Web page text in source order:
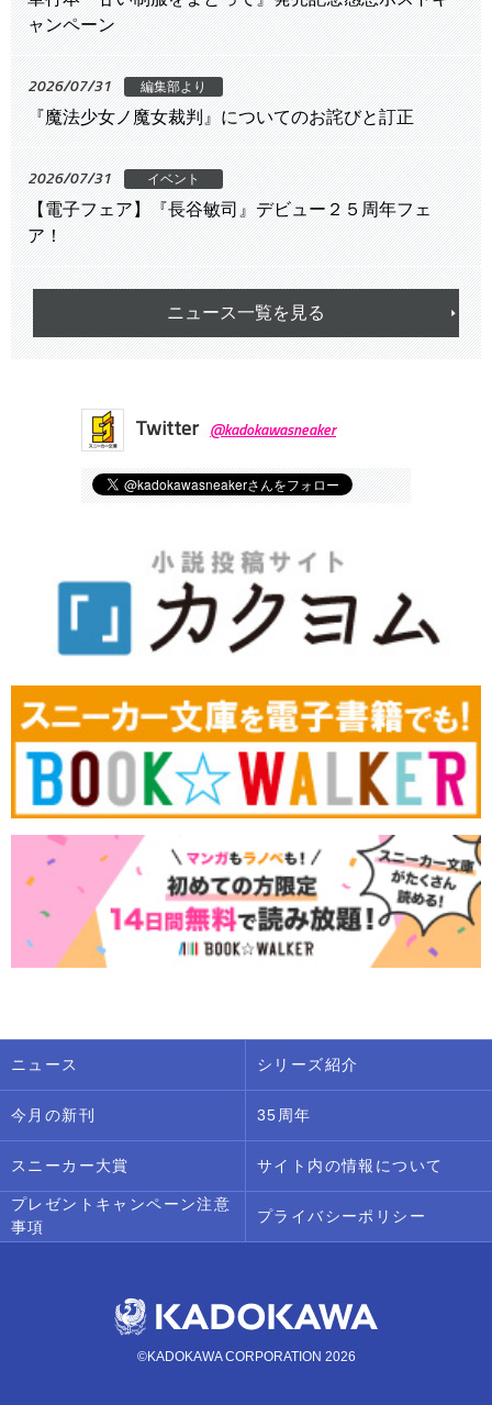
ャンペーン
2026/07/31 編集部より
『魔法少女ノ魔女裁判』についてのお詫びと訂正
2026/07/31 イベント
【電子フェア】『長谷敏司』デビュー２５周年フェ
ア！
ニュース一覧を見る
Twitter @kadokawasneaker
ニュース シリーズ紹介
今月の新刊 35周年
スニーカー大賞 サイト内の情報について
プレゼントキャンペーン注意
事項
プライバシーポリシー
©KADOKAWA CORPORATION 2026